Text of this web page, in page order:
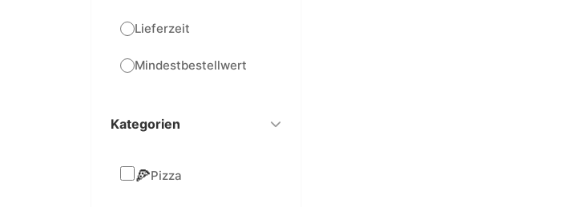
Lieferzeit
Mindestbestellwert
Kategorien
🍕Pizza